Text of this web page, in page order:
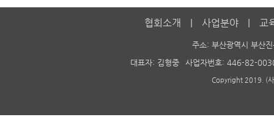
협회소개 사업분야 교
주소: 부산광역시 부산
대표자: 김형중
사업자번호: 446-82-
Copyright 2019. (사